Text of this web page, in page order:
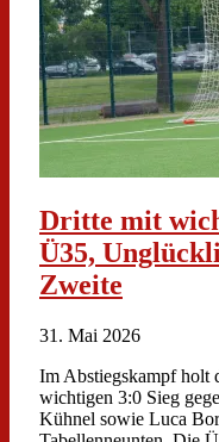
Dritte mit
Ü35,
Zweite
31. Mai 2026
Im Abstiegskampf holt
wichtigen 3:0 Sieg
Kühnel sowie Luca